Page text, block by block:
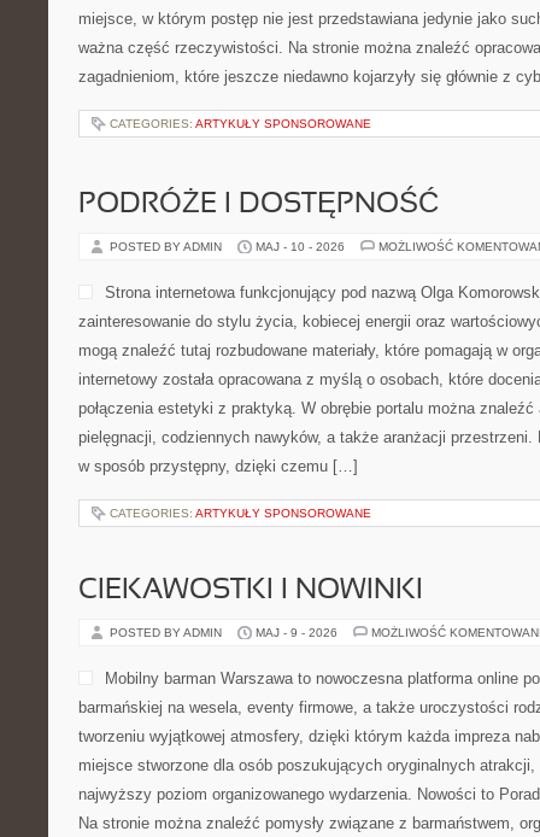
miejsce, w którym postęp nie jest przedstawiana jedynie jako
ważna część rzeczywistości. Na stronie można znaleźć
zagadnieniom, które jeszcze niedawno kojarzyły się głównie z
CATEGORIES: ARTYKUŁY SPONSOROWANE
PODRÓŻE I DOSTĘPNOŚĆ
POSTED BY ADMIN MAJ - 10 - 2026 MOŻLIWOŚĆ
Strona internetowa funkcjonujący pod nazwą Olga
zainteresowanie do stylu życia, kobiecej energii oraz
mogą znaleźć tutaj rozbudowane materiały, które pomagają w
internetowy została opracowana z myślą o osobach, które
połączenia estetyki z praktyką. W obrębie portalu można znaleźć
pielęgnacji, codziennych nawyków, a także aranżacji przestrzeni.
w sposób przystępny, dzięki czemu […]
CATEGORIES: ARTYKUŁY SPONSOROWANE
CIEKAWOSTKI I NOWINKI
POSTED BY ADMIN MAJ - 9 - 2026 MOŻLIWOŚĆ
Mobilny barman Warszawa to nowoczesna platforma online
barmańskiej na wesela, eventy firmowe, a także uroczystości
tworzeniu wyjątkowej atmosfery, dzięki którym każda impreza
miejsce stworzone dla osób poszukujących oryginalnych
najwyższy poziom organizowanego wydarzenia. Nowości to
Na stronie można znaleźć pomysły związane z barmaństwem,